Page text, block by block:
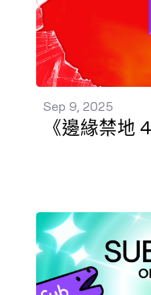
Sep 9, 2025
《邊緣禁地
SUBtember 2025